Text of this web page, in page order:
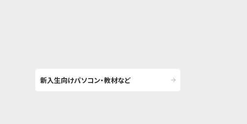
新入生向けパソコン・教材など